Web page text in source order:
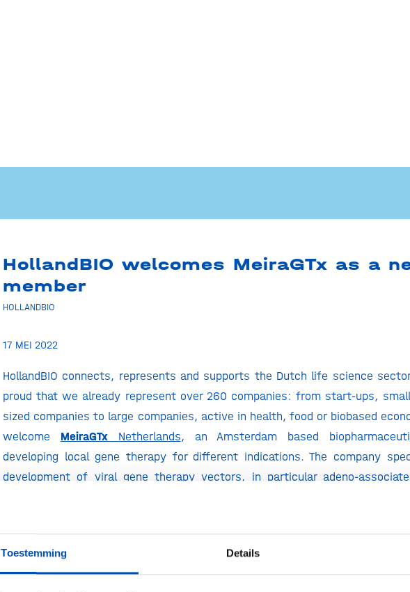
Toestemming Details
HollandBIO welcomes MeiraGTx as a
member
HOLLANDBIO
17 MEI 2022
HollandBIO connects, represents and supports the Dutch life science
proud that we already represent over 260 companies: from start-ups,
sized companies to large companies, active in health, food or biobased
welcome MeiraGTx Netherlands, an Amsterdam based
developing local gene therapy for different indications. The company
development of viral gene therapy vectors, in particular adeno-
diseases. Several product candidates are in the discovery and development